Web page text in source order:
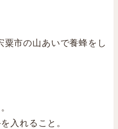
市の山あいで養蜂をし
入れること。